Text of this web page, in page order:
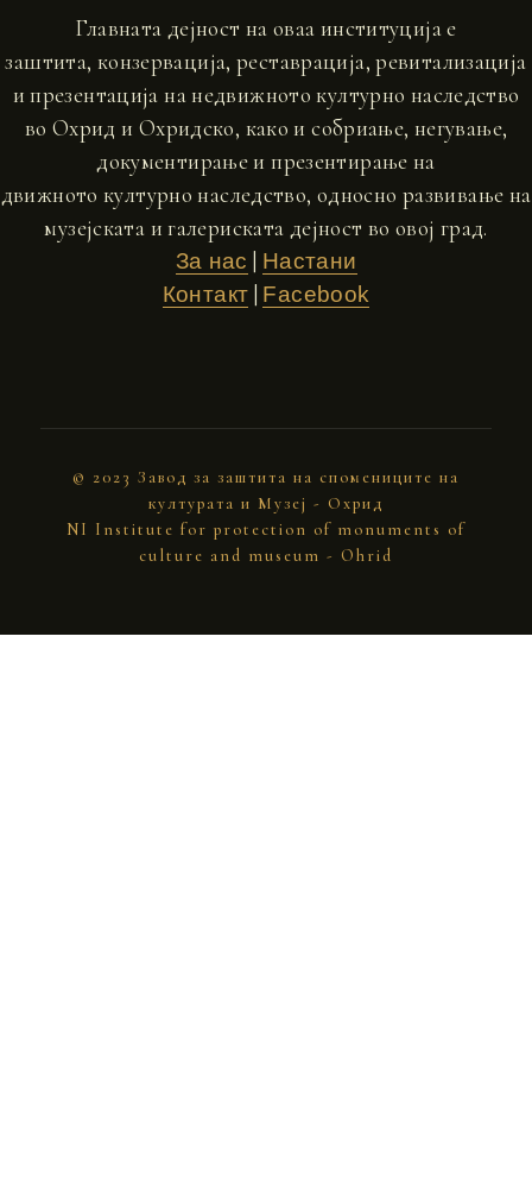
Главната дејност на оваа институција е
заштита, конзервација, реставрација, ревитализација
и презентација на недвижното културно наследство
во Охрид и Охридско, како и собриање, негување,
документирање и презентирање на
движното културно наследство, односно развивање на
музејската и галериската дејност во овој град.
За нас
Настани
Контакт
Facebook
© 2023 Завод за заштита на спомениците на
културата и Музеј - Охрид
NI Institute for protection of monuments of
culture and museum - Ohrid